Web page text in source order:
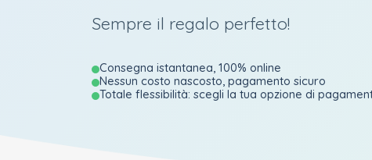
Sempre il regalo perfetto!
Consegna istantanea, 100% online
Nessun costo nascosto, pagamento sicuro
Totale flessibilità: scegli la tua opzione di